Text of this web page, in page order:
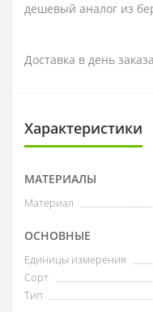
дешевый аналог из
Доставка в день
Характеристики
МАТЕРИАЛЫ
Материал
ОСНОВНЫЕ
Единицы измерения
Сорт
Тип